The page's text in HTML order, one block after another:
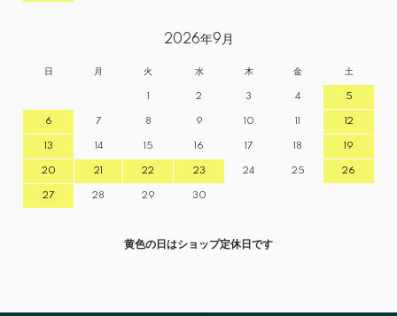
2026年9月
日 月 火 水 木 金 土
1 2 3 4 5
6 7 8 9 10 11 12
13 14 15 16 17 18 19
20 21 22 23 24 25 26
27 28 29 30
黄色の日はショップ定休日です